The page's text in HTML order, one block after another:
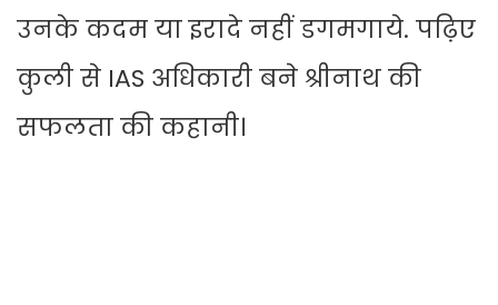
उनके कदम या इरादे नहीं डगमगाये. पढ़िए
कुली से IAS अधिकारी बने श्रीनाथ की
सफलता की कहानी।